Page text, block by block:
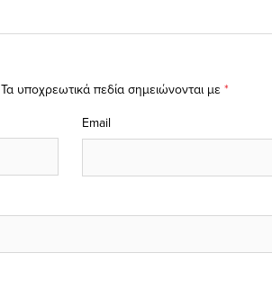
Τα υποχρεωτικά πεδία σημειώνονται με *
Email